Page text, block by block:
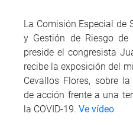
La Comisión Especial de
y Gestión de Riesgo de
preside el congresista
recibe la exposición del
Cevallos Flores, sobre
de acción frente a una
la COVID-19. Ve vídeo